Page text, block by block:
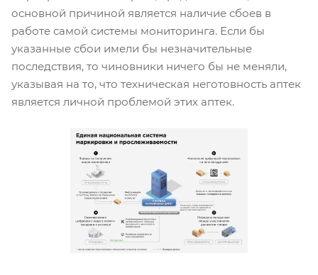
основной причиной является наличие сбоев в
работе самой системы мониторинга. Если бы
указанные сбои имели бы незначительные
последствия, то чиновники ничего бы не меняли,
указывая на то, что техническая неготовность аптек
является личной проблемой этих аптек.